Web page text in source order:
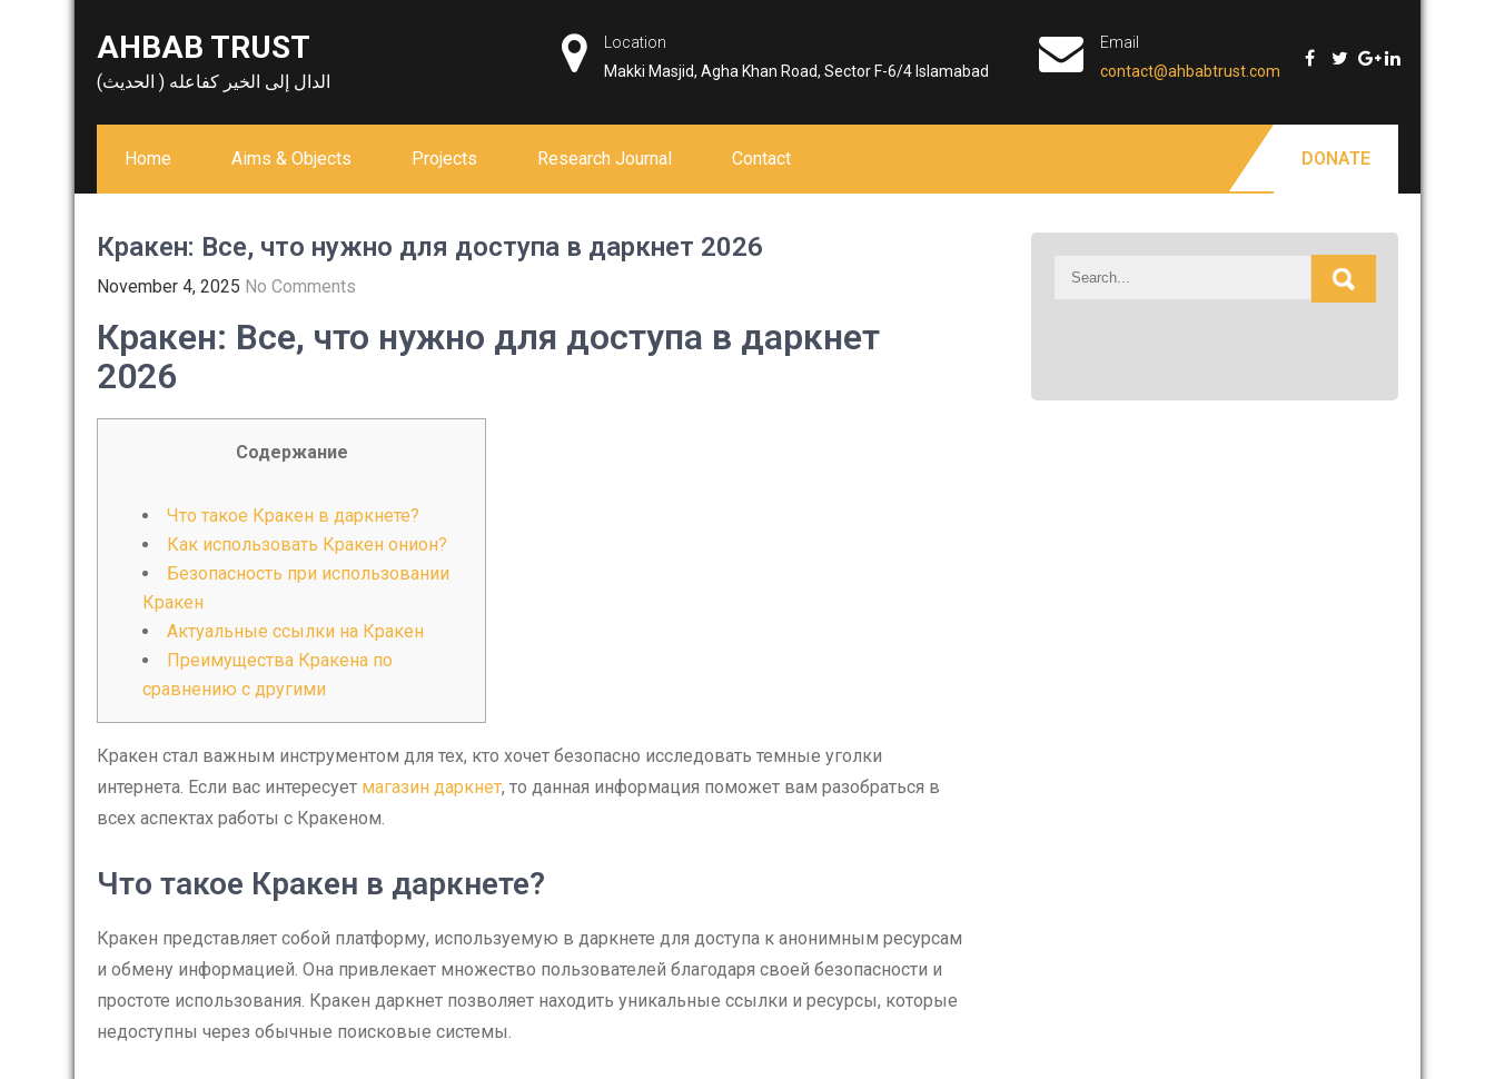
AHBAB TRUST
الدال إلى الخير كفاعله ( الحديث)
Location
Makki Masjid, Agha Khan Road, Sector F-6/4 Islamabad
Email
contact@ahbabtrust.com
Home Aims & Objects Projects Research Journal Contact DONATE
Кракен: Все, что нужно для доступа в даркнет 2026
November 4, 2025 No Comments
Кракен: Все, что нужно для доступа в даркнет
2026
Содержание
Что такое Кракен в даркнете?
Как использовать Кракен онион?
Безопасность при использовании
Кракен
Актуальные ссылки на Кракен
Преимущества Кракена по
сравнению с другими
Кракен стал важным инструментом для тех, кто хочет безопасно исследовать темные уголки
интернета. Если вас интересует магазин даркнет, то данная информация поможет вам разобраться в
всех аспектах работы с Кракеном.
Что такое Кракен в даркнете?
Кракен представляет собой платформу, используемую в даркнете для доступа к анонимным ресурсам
и обмену информацией. Она привлекает множество пользователей благодаря своей безопасности и
простоте использования. Кракен даркнет позволяет находить уникальные ссылки и ресурсы, которые
недоступны через обычные поисковые системы.